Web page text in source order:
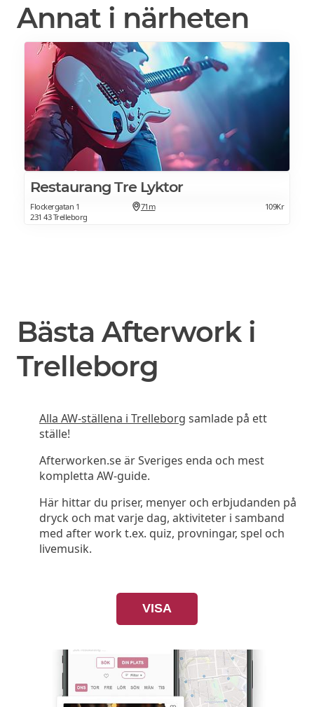
Annat i närheten
Restaurang Tre Lyktor
Flockergatan 1
231 43 Trelleborg
71m 109Kr
Bästa Afterwork i
Trelleborg
Alla AW-ställena i Trelleborg samlade på ett
ställe!
Afterworken.se är Sveriges enda och mest
kompletta AW-guide.
Här hittar du priser, menyer och erbjudanden på
dryck och mat varje dag, aktiviteter i samband
med after work t.ex. quiz, provningar, spel och
livemusik.
VISA